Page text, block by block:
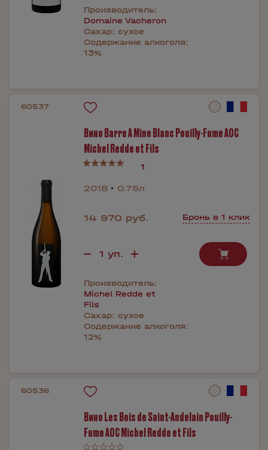
Производитель:
Domaine Vacheron
Сахар: сухое
Содержание алкоголя:
13%
60537
Вино Barre A Mine Blanc Pouilly-Fume AOC
Michel Redde et Fils
1
2018 0.75л
14 970 руб. Бронь в 1 клик
Производитель:
Michel Redde et
Fils
Сахар: сухое
Содержание алкоголя:
12%
60536
Вино Les Bois de Saint-Andelain Pouilly-
Fume AOC Michel Redde et Fils